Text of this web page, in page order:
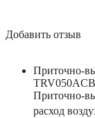
Добавить отзыв
Приточно-
Приточно-
расход